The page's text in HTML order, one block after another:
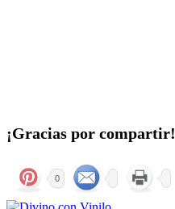
¡Gracias por compartir!
0